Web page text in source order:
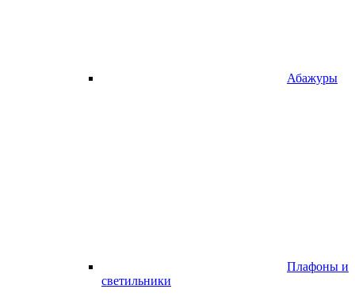
Абажуры
Плафоны и
светильники